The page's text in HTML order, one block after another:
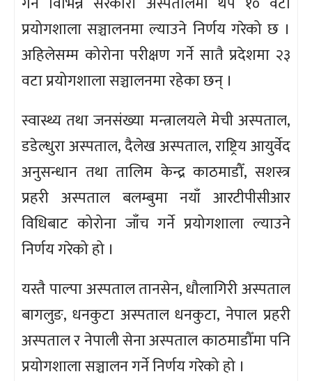
प्रयोगशाला सञ्चालनमा ल्याउने निर्णय गरेको छ ।
अहिलेसम्म कोरोना परीक्षण गर्ने सातै प्रदेशमा २३
वटा प्रयोगशाला सञ्चालनमा रहेका छन् ।
स्वास्थ्य तथा जनसंख्या मन्त्रालयले मेची अस्पताल,
डडेल्धुरा अस्पताल, दैलेख अस्पताल, राष्ट्रिय आयुर्वेद
अनुसन्धान तथा तालिम केन्द्र काठमाडौँ, सशस्त्र
प्रहरी अस्पताल बलम्बुमा नयाँ आरटीपीसीआर
विधिबाट कोरोना जाँच गर्ने प्रयोगशाला ल्याउने
निर्णय गरेको हो ।
यस्तै पाल्पा अस्पताल तानसेन, धौलागिरी अस्पताल
बागलुङ, धनकुटा अस्पताल धनकुटा, नेपाल प्रहरी
अस्पताल र नेपाली सेना अस्पताल काठमाडौँमा पनि
प्रयोगशाला सञ्चालन गर्ने निर्णय गरेको हो ।